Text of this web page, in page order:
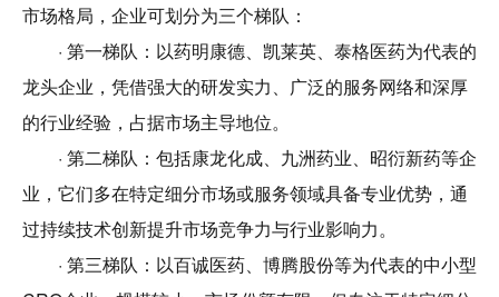
市场格局，企业可划分为三个梯队：
· 第一梯队：以药明康德、凯莱英、泰格医药为代表的
龙头企业，凭借强大的研发实力、广泛的服务网络和深厚
的行业经验，占据市场主导地位。
· 第二梯队：包括康龙化成、九洲药业、昭衍新药等企
业，它们多在特定细分市场或服务领域具备专业优势，通
过持续技术创新提升市场竞争力与行业影响力。
· 第三梯队：以百诚医药、博腾股份等为代表的中小型